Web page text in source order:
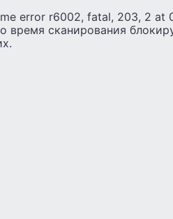
error r6002, fatal, 203, 2 at
время сканирования